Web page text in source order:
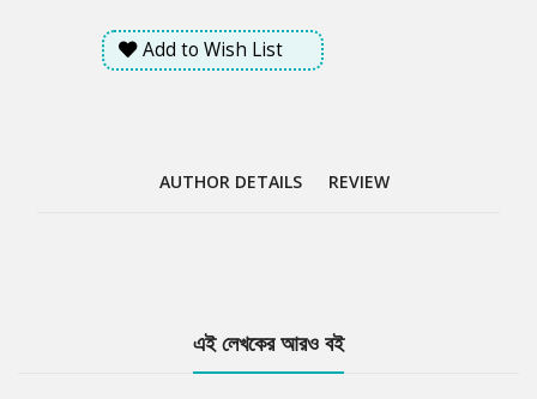
Add to Wish List
AUTHOR DETAILS REVIEW
এই লেখকের আরও বই